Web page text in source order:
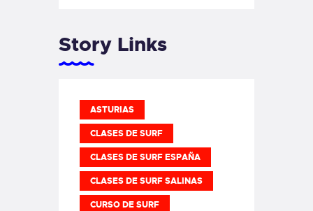
Story Links
ASTURIAS
CLASES DE SURF
CLASES DE SURF ESPAÑA
CLASES DE SURF SALINAS
CURSO DE SURF